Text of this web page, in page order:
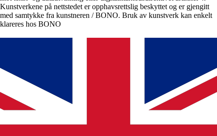
Kunstverkene på nettstedet er opphavsrettslig beskyttet og er gjengitt
med samtykke fra kunstneren / BONO. Bruk av kunstverk kan enkelt
klareres hos BONO